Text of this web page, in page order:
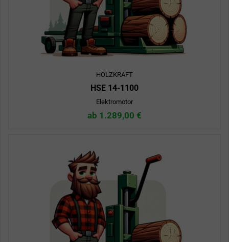
HOLZKRAFT
HSE 14-1100
Elektromotor
ab 1.289,00 €